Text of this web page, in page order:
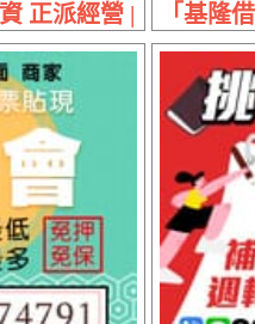
正派經營 | 1~60萬 講
「基隆